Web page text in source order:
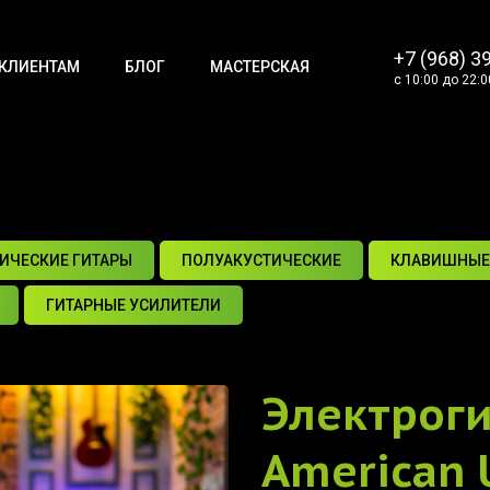
БЛОГ МАСТЕРСКАЯ +7 (968)
с 10:00 до
ГИТАРЫ ПОЛУАКУСТИЧЕСКИЕ
ГИТАРНЫЕ УСИЛИТЕЛИ
American